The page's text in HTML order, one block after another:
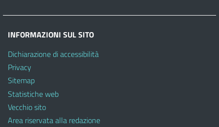
INFORMAZIONI SUL SITO
Dichiarazione di accessibilità
Privacy
Sitemap
Statistiche web
Vecchio sito
Area riservata alla redazione